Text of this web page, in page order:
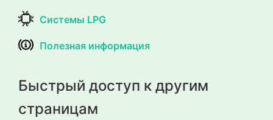
Системы LPG
Полезная информация
Быстрый доступ к другим
страницам